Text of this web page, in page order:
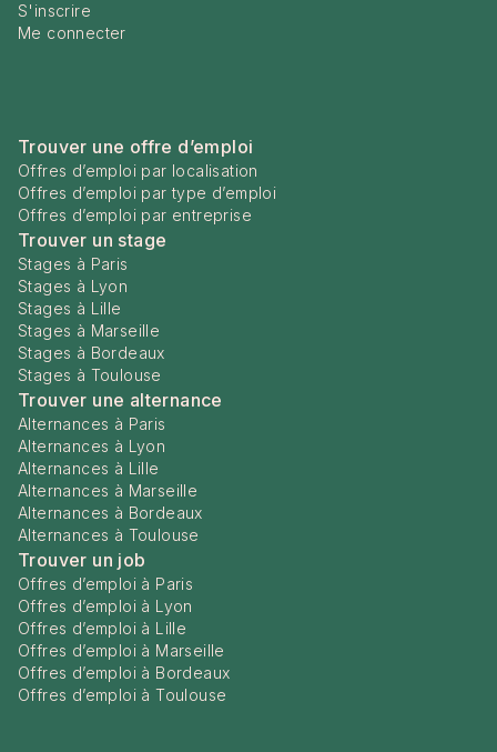
S'inscrire
Me connecter
Trouver une offre d’emploi
Offres d’emploi par localisation
Offres d’emploi par type d’emploi
Offres d’emploi par entreprise
Trouver un stage
Stages à Paris
Stages à Lyon
Stages à Lille
Stages à Marseille
Stages à Bordeaux
Stages à Toulouse
Trouver une alternance
Alternances à Paris
Alternances à Lyon
Alternances à Lille
Alternances à Marseille
Alternances à Bordeaux
Alternances à Toulouse
Trouver un job
Offres d’emploi à Paris
Offres d’emploi à Lyon
Offres d’emploi à Lille
Offres d’emploi à Marseille
Offres d’emploi à Bordeaux
Offres d’emploi à Toulouse